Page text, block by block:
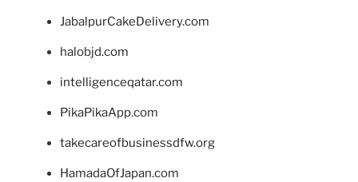
JabalpurCakeDelivery.com
halobjd.com
intelligenceqatar.com
PikaPikaApp.com
takecareofbusinessdfw.org
HamadaOfJapan.com